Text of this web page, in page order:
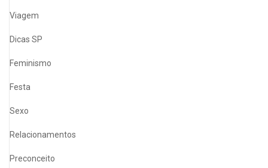
Viagem
Dicas SP
Feminismo
Festa
Sexo
Relacionamentos
Preconceito